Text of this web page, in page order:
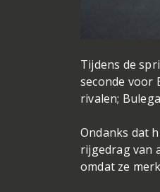
Tijdens de
seconde voor
rivalen;
Ondanks dat
rijgedrag van
omdat ze